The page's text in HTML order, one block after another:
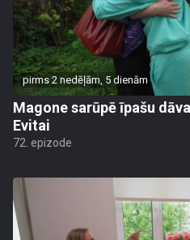
pirms 2 nedēļām, 5 dienām
Magone sarūpē īpašu
Evitai
72. epizode